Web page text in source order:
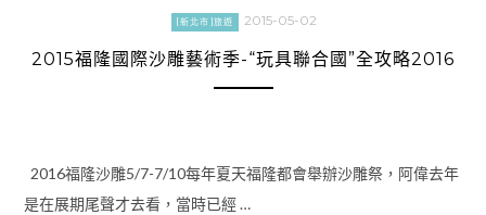
[新北市]旅遊 2015-05-02
2015福隆國際沙雕藝術季-“玩具聯合國”全攻略2016
2016福隆沙雕5/7-7/10每年夏天福隆都會舉辦沙雕祭，阿偉去年
是在展期尾聲才去看，當時已經 …